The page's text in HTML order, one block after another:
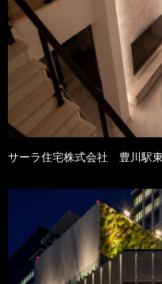
サーラ住宅株式会社 豊川駅